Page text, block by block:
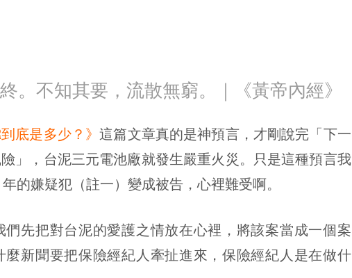
。不知其要，流散無窮。｜《黃帝內經》
底是多少？》這篇文章真的是神預言，才剛說完「下一
」，台泥三元電池廠就發生嚴重火災。只是這種預言我
的嫌疑犯（註一）變成被告，心裡難受啊。
先把對台泥的愛護之情放在心裡，將該案當成一個案
新聞要把保險經紀人牽扯進來，保險經紀人是在做什